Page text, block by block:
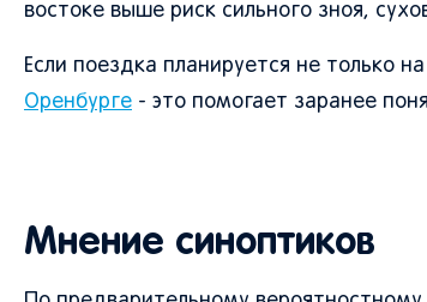
востоке выше риск сильного зноя,
Если поездка планируется не только
Оренбурге - это помогает заранее
Мнение синоптиков